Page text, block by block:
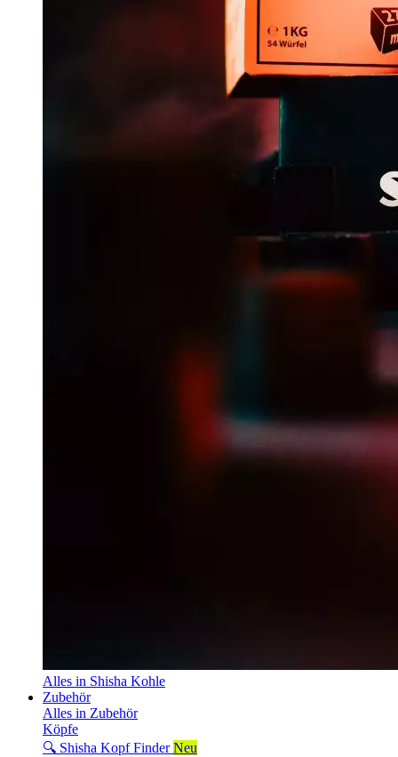
Alles in Shisha Kohle
Zubehör
Alles in Zubehör
Köpfe
🔍 Shisha Kopf Finder Neu